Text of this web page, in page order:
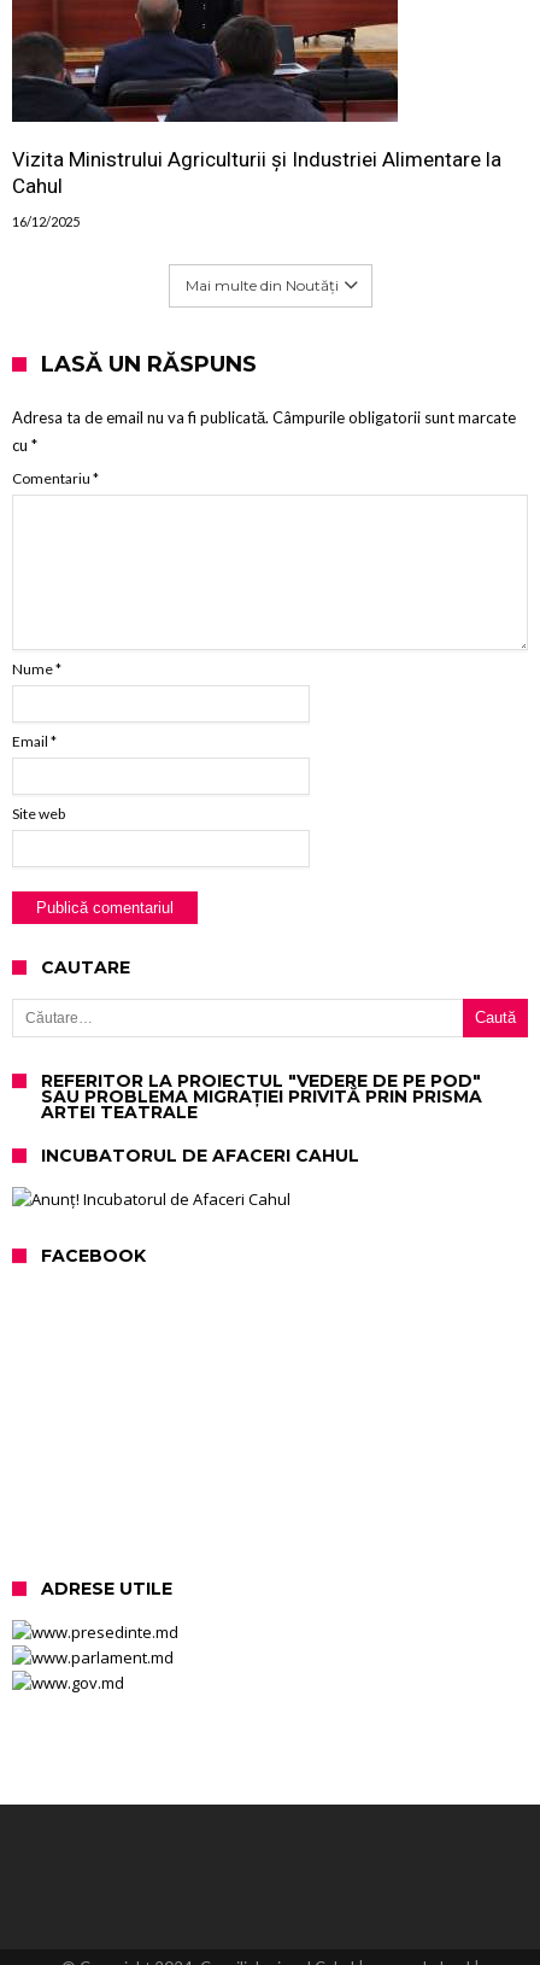
Vizita Ministrului Agriculturii și Industriei Alimentare la
Cahul
16/12/2025
Mai multe din Noutăți
LASĂ UN RĂSPUNS
Adresa ta de email nu va fi publicată. Câmpurile obligatorii sunt marcate
cu *
Comentariu *
Nume*
Email *
Site web
CAUTARE
Caută după:
REFERITOR LA PROIECTUL "VEDERE DE PE POD"
SAU PROBLEMA MIGRAȚIEI PRIVITĂ PRIN PRISMA
ARTEI TEATRALE
INCUBATORUL DE AFACERI CAHUL
FACEBOOK
ADRESE UTILE